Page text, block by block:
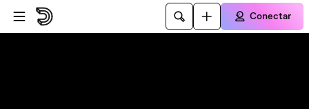
Pular para o player
Ir para o conteúdo principal
Conectar